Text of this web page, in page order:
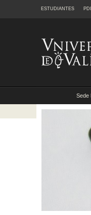
ESTUDIANTES PDI
Sede